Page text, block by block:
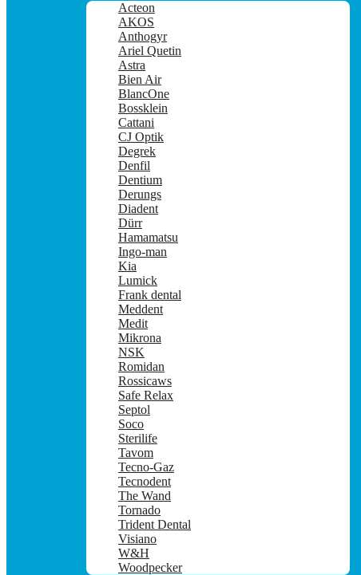
Acteon
AKOS
Anthogyr
Ariel Quetin
Astra
Bien Air
BlancOne
Bossklein
Cattani
CJ Optik
Degrek
Denfil
Dentium
Derungs
Diadent
Dürr
Hamamatsu
Ingo-man
Kia
Lumick
Frank dental
Meddent
Medit
Mikrona
NSK
Romidan
Rossicaws
Safe Relax
Septol
Soco
Sterilife
Tavom
Tecno-Gaz
Tecnodent
The Wand
Tornado
Trident Dental
Visiano
W&H
Woodpecker